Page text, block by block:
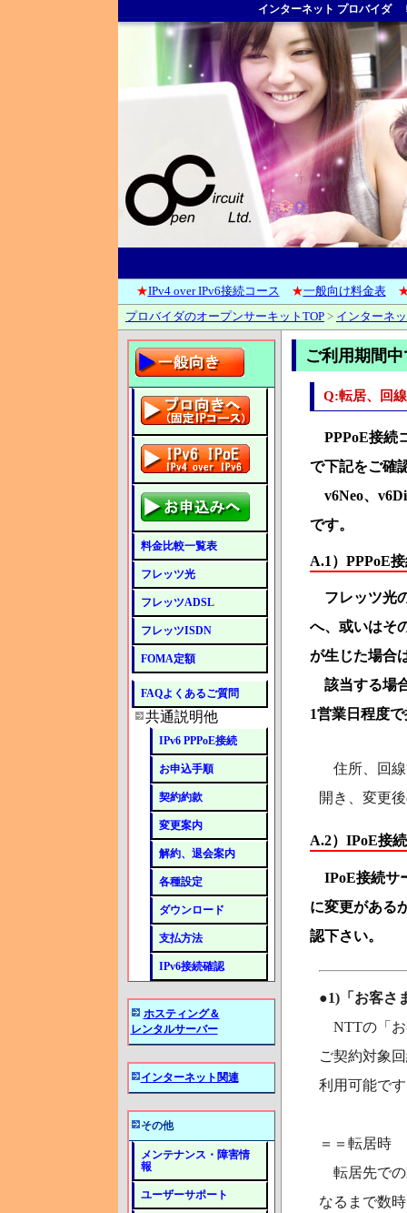
インターネット プロバイダ
★IPv4 over IPv6接続コース ★一般向け料金表
プロバイダのオープンサーキットTOP > インターネ
ご利用期間
Q:転居、回
PPPoE接続
で下記をご確
v6Neo、
です。
A.1）PPPoE
フレッツ光
へ、或いはそ
が生じた場合
該当する場
1営業日程度
住所、回線
開き、変更
A.2）IPoE接
IPoE接続サ
に変更がある
認下さい。
●1)「お客さ
NTTの「お
ご契約対象
利用可能で
＝＝転居時
転居先での
なるまで数
料金比較一覧表
フレッツ光
フレッツADSL
フレッツISDN
FOMA定額
FAQよくあるご質問
共通説明他
IPv6 PPPoE接続
お申込手順
契約約款
変更案内
解約、退会案内
各種設定
ダウンロード
支払方法
IPv6接続確認
ホスティング＆
レンタルサーバー
インターネット関連
その他
メンテナンス・障害情
報
ユーザーサポート